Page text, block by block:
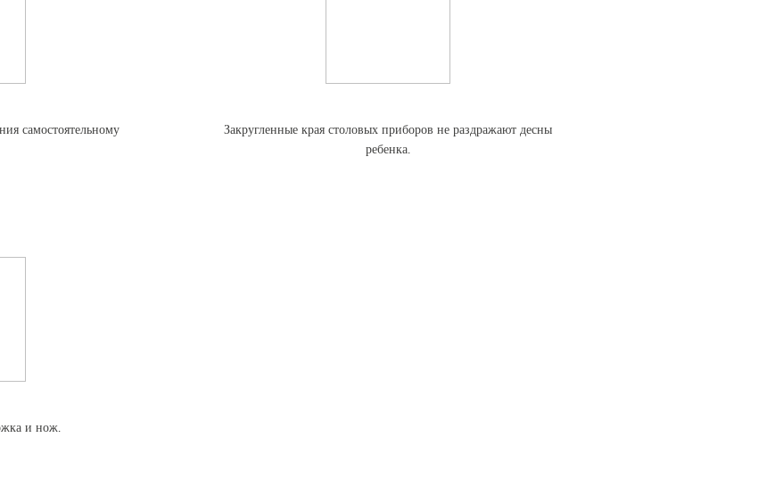
самостоятельному
Закругленные края столовых приборов не раздражают десны
ребенка.
и нож.